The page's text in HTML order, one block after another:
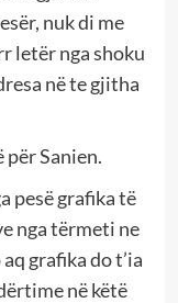
nuk di me
letër nga shoku
në te gjitha
për Sanien.
pesë grafika të
nga tërmeti ne
grafika do t’ia
në këtë